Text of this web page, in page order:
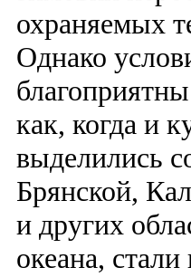
охраняемых
Однако
как, когда и
выделились
Брянской,
и других
океана,